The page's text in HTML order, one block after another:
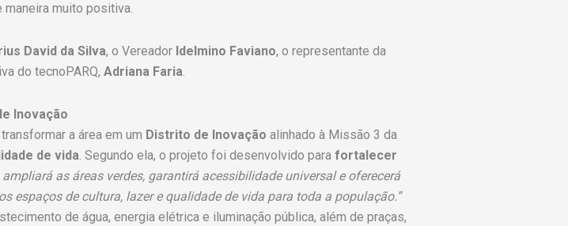
muito positiva.
David da Silva, o Vereador Idelmino Faviano, o representante da
do tecnoPARQ, Adriana Faria.
Inovação
a área em um Distrito de Inovação alinhado à Missão 3 da
de vida. Segundo ela, o projeto foi desenvolvido para fortalecer
ampliará as áreas verdes, garantirá acessibilidade universal e oferecerá
espaços de cultura, lazer e qualidade de vida para toda a população.”
de água, energia elétrica e iluminação pública, além de praças,